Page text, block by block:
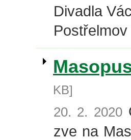
Divadla
KB]
20. 2. 2020
zve na